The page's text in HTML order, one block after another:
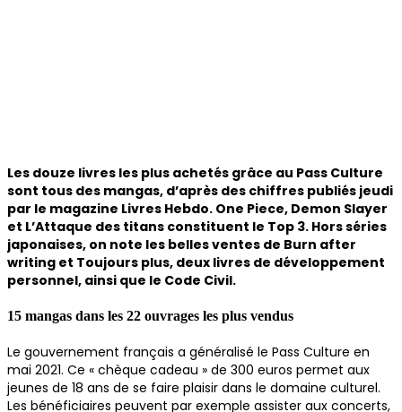
Les douze livres les plus achetés grâce au Pass Culture
sont tous des mangas, d’après des chiffres publiés jeudi
par le magazine Livres Hebdo. One Piece, Demon Slayer
et L’Attaque des titans constituent le Top 3. Hors séries
japonaises, on note les belles ventes de Burn after
writing et Toujours plus, deux livres de développement
personnel, ainsi que le Code Civil.
15 mangas dans les 22 ouvrages les plus vendus
Le gouvernement français a généralisé le Pass Culture en
mai 2021. Ce « chèque cadeau » de 300 euros permet aux
jeunes de 18 ans de se faire plaisir dans le domaine culturel.
Les bénéficiaires peuvent par exemple assister aux concerts,